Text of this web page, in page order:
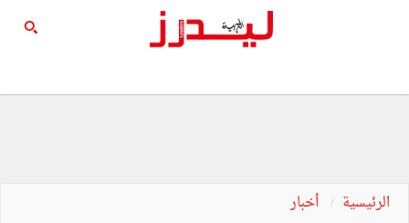
الرئيسية أخبار